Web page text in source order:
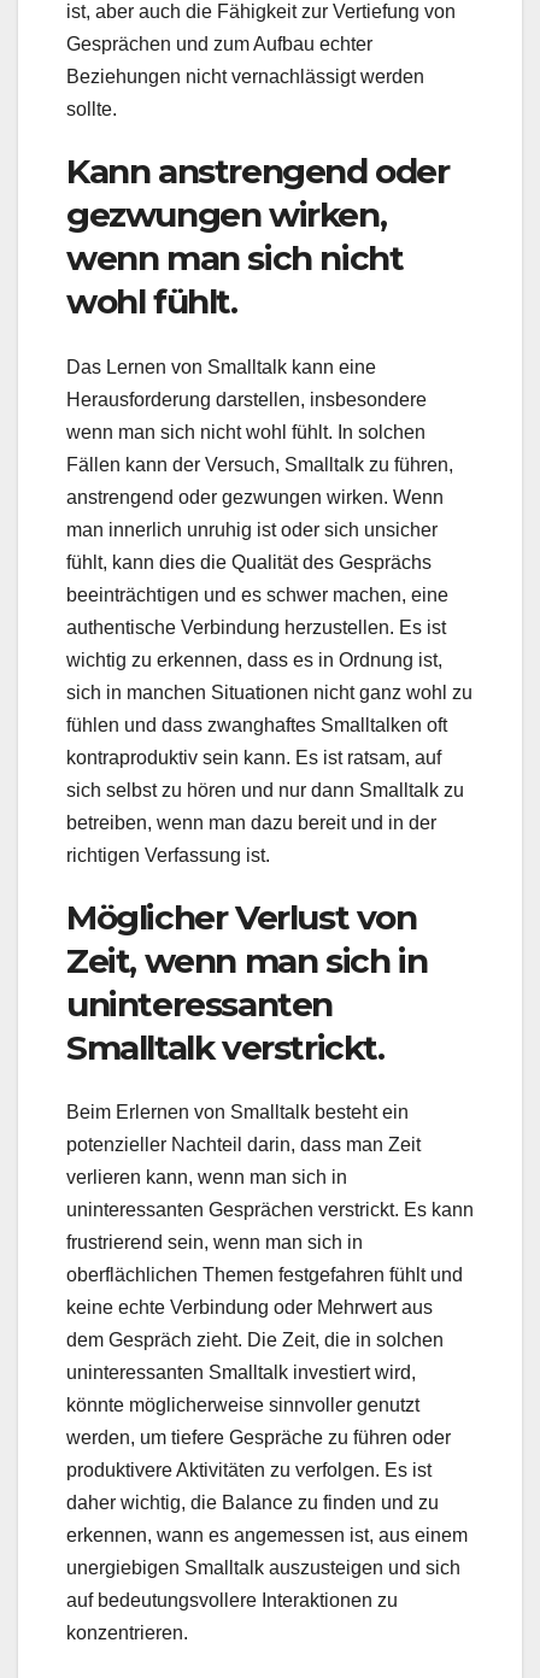
ist, aber auch die Fähigkeit zur Vertiefung von
Gesprächen und zum Aufbau echter
Beziehungen nicht vernachlässigt werden
sollte.
Kann anstrengend oder
gezwungen wirken,
wenn man sich nicht
wohl fühlt.
Das Lernen von Smalltalk kann eine
Herausforderung darstellen, insbesondere
wenn man sich nicht wohl fühlt. In solchen
Fällen kann der Versuch, Smalltalk zu führen,
anstrengend oder gezwungen wirken. Wenn
man innerlich unruhig ist oder sich unsicher
fühlt, kann dies die Qualität des Gesprächs
beeinträchtigen und es schwer machen, eine
authentische Verbindung herzustellen. Es ist
wichtig zu erkennen, dass es in Ordnung ist,
sich in manchen Situationen nicht ganz wohl zu
fühlen und dass zwanghaftes Smalltalken oft
kontraproduktiv sein kann. Es ist ratsam, auf
sich selbst zu hören und nur dann Smalltalk zu
betreiben, wenn man dazu bereit und in der
richtigen Verfassung ist.
Möglicher Verlust von
Zeit, wenn man sich in
uninteressanten
Smalltalk verstrickt.
Beim Erlernen von Smalltalk besteht ein
potenzieller Nachteil darin, dass man Zeit
verlieren kann, wenn man sich in
uninteressanten Gesprächen verstrickt. Es kann
frustrierend sein, wenn man sich in
oberflächlichen Themen festgefahren fühlt und
keine echte Verbindung oder Mehrwert aus
dem Gespräch zieht. Die Zeit, die in solchen
uninteressanten Smalltalk investiert wird,
könnte möglicherweise sinnvoller genutzt
werden, um tiefere Gespräche zu führen oder
produktivere Aktivitäten zu verfolgen. Es ist
daher wichtig, die Balance zu finden und zu
erkennen, wann es angemessen ist, aus einem
unergiebigen Smalltalk auszusteigen und sich
auf bedeutungsvollere Interaktionen zu
konzentrieren.